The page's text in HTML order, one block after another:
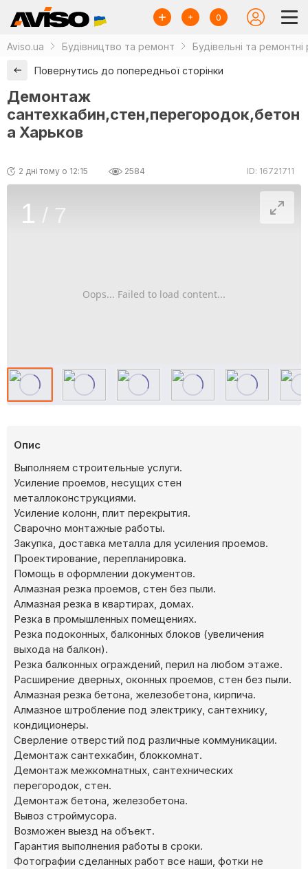
0
Aviso.ua Будівництво та ремонт Будівельні та
Повернутись до попередньої сторінки
Демонтаж
сантехкабин,стен,перегородок,бетон
а Харьков
2 дні тому о 12:15 2584 ID: 16721711
Oops... Failed to load content...
1 / 7
Опис
Выполняем строительные услуги.
Усиление проемов, несущих стен
металлоконструкциями.
Усиление колонн, плит перекрытия.
Сварочно монтажные работы.
Закупка, доставка металла для усиления проемов.
Проектирование, перепланировка.
Помощь в оформлении документов.
Алмазная резка проемов, стен без пыли.
Алмазная резка в квартирах, домах.
Резка в промышленных помещениях.
Резка подоконных, балконных блоков (увеличения
выхода на балкон).
Резка балконных ограждений, перил на любом этаже.
Расширение дверных, оконных проемов, стен без пыли.
Алмазная резка бетона, железобетона, кирпича.
Алмазное штробление под электрику, сантехнику,
кондиционеры.
Сверление отверстий под различные коммуникации.
Демонтаж сантехкабин, блоккомнат.
Демонтаж межкомнатных, сантехнических
перегородок, стен.
Демонтаж бетона, железобетона.
Вывоз строймусора.
Возможен выезд на объект.
Гарантия выполнения работы в сроки.
Фотографии сделанных работ все наши, фотки не